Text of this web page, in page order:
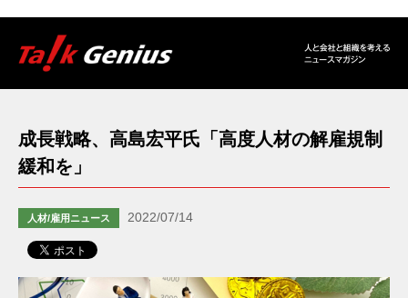
成長戦略、高島宏平氏「高度人材の解雇規制
緩和を」
人材/雇用ニュース 2022/07/14